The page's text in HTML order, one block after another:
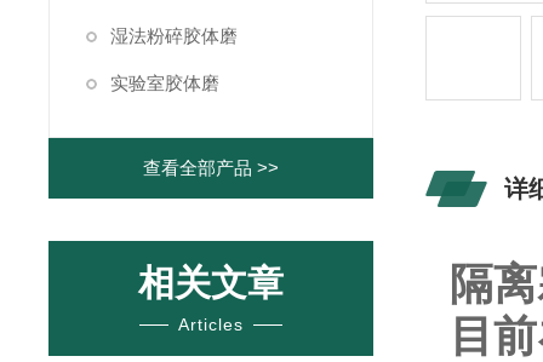
湿法粉碎胶体磨
实验室胶体磨
查看全部产品 >>
相关文章
Articles
详
隔
目